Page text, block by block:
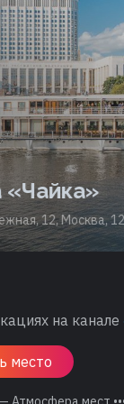
12, Москва,
на канале
место